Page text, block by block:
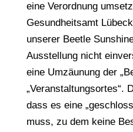
eine Verordnung
Gesundheitsamt
unserer Beetle
Ausstellung nicht
eine Umzäunung der
„Veranstaltungsortes“.
dass es eine
muss, zu dem keine